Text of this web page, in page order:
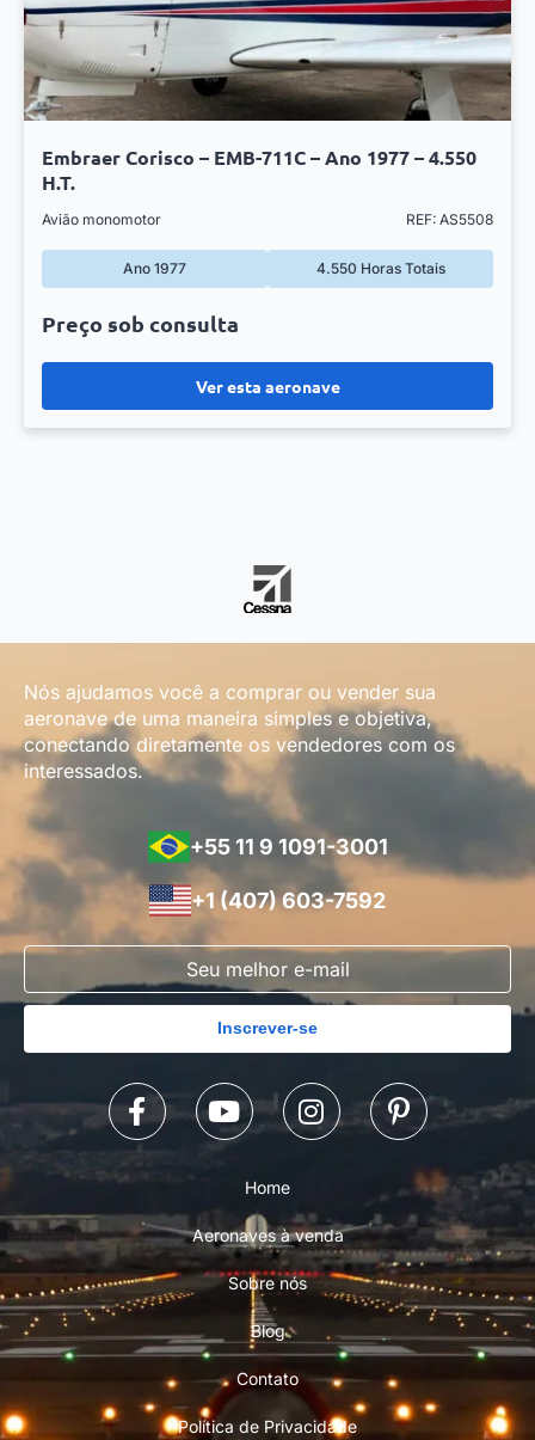
Embraer Corisco – EMB-711C – Ano 1977 – 4.550
H.T.
Avião monomotor REF: AS5508
Ano 1977 4.550 Horas Totais
Ver esta aeronave
Preço sob consulta
Nós ajudamos você a comprar ou vender sua
aeronave de uma maneira simples e objetiva,
conectando diretamente os vendedores com os
interessados.
+55 11 9 1091-3001
+1 (407) 603-7592
Inscrever-se
Home
Aeronaves à venda
Sobre nós
Blog
Contato
Política de Privacidade